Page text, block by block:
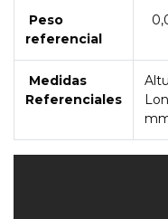
Peso
referencial
Medidas
Referenciales